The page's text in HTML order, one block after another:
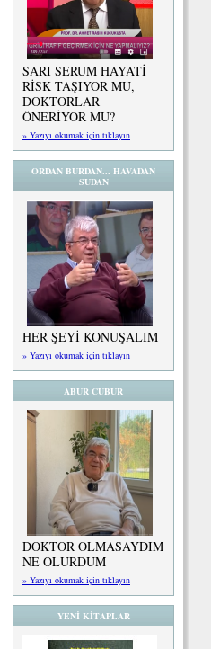
SARI SERUM HAYATİ
RİSK TAŞIYOR MU,
DOKTORLAR
ÖNERİYOR MU?
» Yazıyı okumak için tıklayın
ORDAN BURDAN... HAVADAN
SUDAN
HER ŞEYİ KONUŞALIM
» Yazıyı okumak için tıklayın
ABUR CUBUR
DOKTOR OLMASAYDIM
NE OLURDUM
» Yazıyı okumak için tıklayın
YENİ KİTAPLAR